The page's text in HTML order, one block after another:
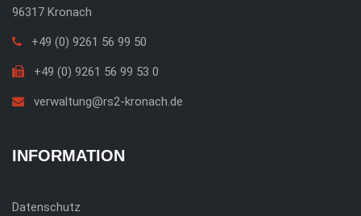
96317 Kronach
+49 (0) 9261 56 99 50
+49 (0) 9261 56 99 53 0
verwaltung@rs2-kronach.de
INFORMATION
Datenschutz